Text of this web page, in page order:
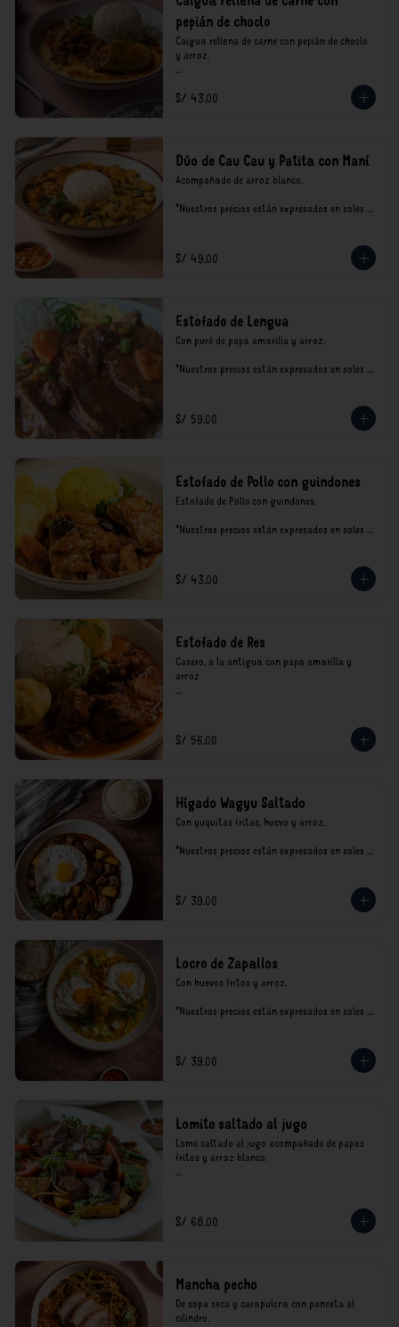
pepián de choclo
Caigua rellena de carne con pepián de choclo
y arroz.
*Nuestros precios están expresados en soles e
incluyen impuestos de ley y recargo al
S/ 43.00
Dúo de Cau Cau y Patita con Maní
Acompañado de arroz blanco.
*Nuestros precios están expresados en soles e
S/ 49.00
Estofado de Lengua
Con puré de papa amarilla y arroz.
*Nuestros precios están expresados en soles e
S/ 59.00
Estofado de Pollo con guindones
Estofado de Pollo con guindones.
*Nuestros precios están expresados en soles e
S/ 43.00
Estofado de Res
Casero, a la antigua con papa amarilla y
arroz
consumo.
S/ 56.00
Hígado Wagyu Saltado
Con yuquitas fritas, huevo y arroz.
*Nuestros precios están expresados en soles e
S/ 39.00
Locro de Zapallos
Con huevos fritos y arroz.
*Nuestros precios están expresados en soles e
S/ 39.00
Lomito saltado al jugo
Lomo saltado al jugo acompañado de papas
fritas y arroz blanco.
consumo.
S/ 68.00
Mancha pecho
De sopa seca y carapulcra con panceta al
cilindro.